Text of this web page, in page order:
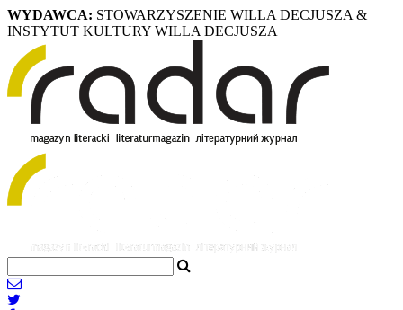
WYDAWCA: STOWARZYSZENIE WILLA DECJUSZA &
INSTYTUT KULTURY WILLA DECJUSZA